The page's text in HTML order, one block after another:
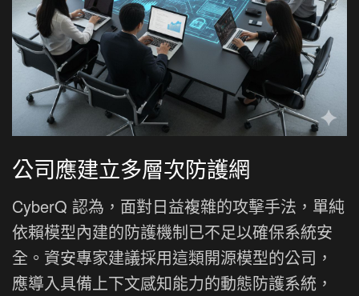
公司應建立多層次防護網
CyberQ 認為，面對日益複雜的攻擊手法，單純
依賴模型內建的防護機制已不足以確保系統安
全。資安專家建議採用這類開源模型的公司，
應導入具備上下文感知能力的動態防護系統，